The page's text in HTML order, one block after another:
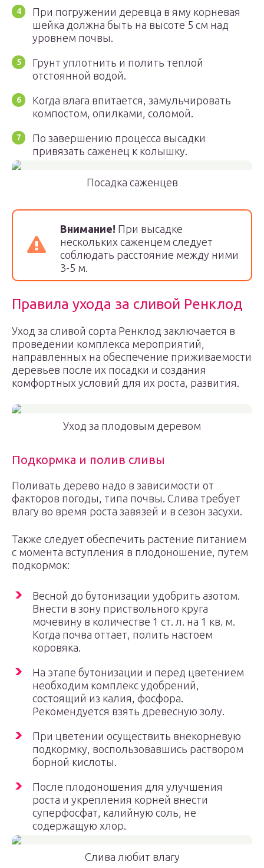
При погружении деревца в яму корневая
шейка должна быть на высоте 5 см над
уровнем почвы.
Грунт уплотнить и полить теплой
отстоянной водой.
Когда влага впитается, замульчировать
компостом, опилками, соломой.
По завершению процесса высадки
привязать саженец к колышку.
Посадка саженцев
Внимание! При высадке
нескольких саженцем следует
соблюдать расстояние между ними
3-5 м.
Правила ухода за сливой Ренклод
Уход за сливой сорта Ренклод заключается в
проведении комплекса мероприятий,
направленных на обеспечение приживаемости
деревьев после их посадки и создания
комфортных условий для их роста, развития.
Уход за плодовым деревом
Подкормка и полив сливы
Поливать дерево надо в зависимости от
факторов погоды, типа почвы. Слива требует
влагу во время роста завязей и в сезон засухи.
Также следует обеспечить растение питанием
с момента вступления в плодоношение, путем
подкормок:
Весной до бутонизации удобрить азотом.
Внести в зону приствольного круга
мочевину в количестве 1 ст. л. на 1 кв. м.
Когда почва оттает, полить настоем
коровяка.
На этапе бутонизации и перед цветением
необходим комплекс удобрений,
состоящий из калия, фосфора.
Рекомендуется взять древесную золу.
При цветении осуществить внекорневую
подкормку, воспользовавшись раствором
борной кислоты.
После плодоношения для улучшения
роста и укрепления корней внести
суперфосфат, калийную соль, не
содержащую хлор.
Слива любит влагу